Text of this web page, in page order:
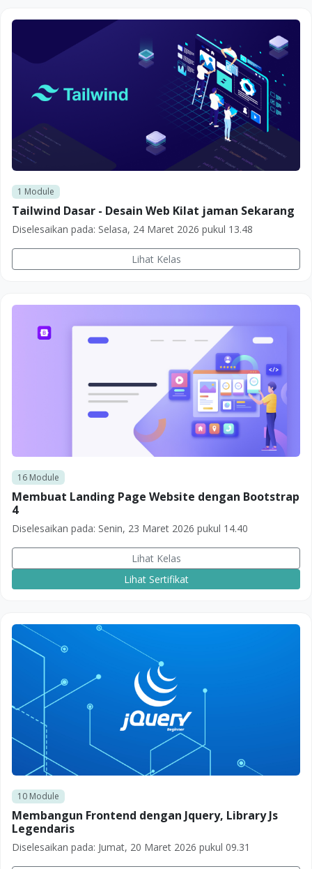
1 Module
Tailwind Dasar - Desain Web Kilat jaman Sekarang
Diselesaikan pada: Selasa, 24 Maret 2026 pukul 13.48
Lihat Kelas
16Module
Membuat Landing Page Website dengan Bootstrap
4
Diselesaikan pada: Senin, 23 Maret 2026 pukul 14.40
Lihat Kelas
Lihat Sertifikat
10Module
Membangun Frontend dengan Jquery, Library Js
Legendaris
Diselesaikan pada: Jumat, 20 Maret 2026 pukul 09.31